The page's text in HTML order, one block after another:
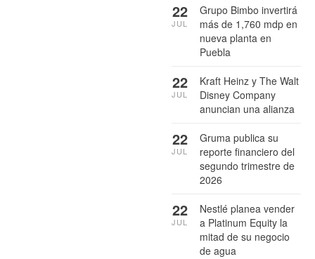
Grupo Bimbo invertirá
más de 1,760 mdp en
nueva planta en
Puebla
22
JUL
Kraft Heinz y The Walt
Disney Company
anuncian una alianza
22
JUL
Gruma publica su
reporte financiero del
segundo trimestre de
2026
22
JUL
Nestlé planea vender
a Platinum Equity la
mitad de su negocio
de agua
22
JUL